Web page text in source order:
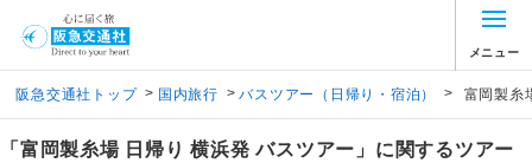
メニュー
阪急交通社トップ > 国内旅行 > バスツアー（日帰り・宿泊） > 富岡製
「富岡製糸場 日帰り 横浜発 バスツアー」に関するツアー